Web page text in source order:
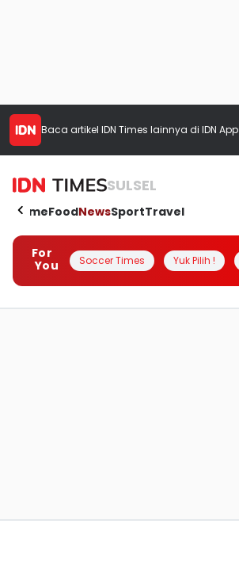
Baca artikel IDN Times lainnya di IDN App
SULSEL
HomeFoodNewsSportTravel
For
You
Soccer Times Yuk Pilih !